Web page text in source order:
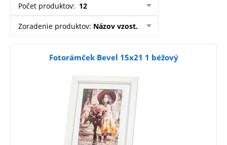
Počet produktov: 12
Zoradenie produktov: Názov vzost.
Fotorámček Bevel 15x21 1 béžový